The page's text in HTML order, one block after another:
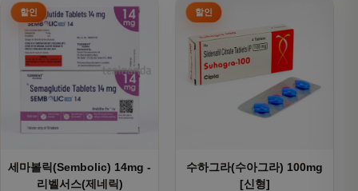
세마볼릭(Sembolic) 14mg -
리벨서스(제네릭)
수하그라(수아그라) 100mg
[신형]